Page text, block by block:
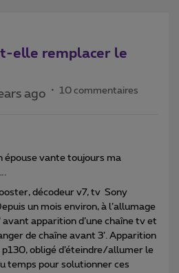
elle remplacer le
ago 10 commentaires
épouse vante toujours ma
décodeur v7, tv Sony
un mois environ, à l’allumage
apparition d’une chaîne tv et
de chaîne avant 3’. Apparition
obligé d’éteindre/allumer le
temps pour solutionner ces